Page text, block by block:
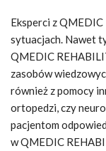
Eksperci z
sytuacjach. Nawet
QMEDIC
zasobów
również z pomocy
ortopedzi, czy
pacjentom
w QMEDIC